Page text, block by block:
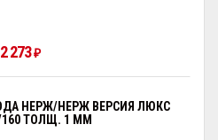
2 273₽
НЕРЖ/НЕРЖ ВЕРСИЯ ЛЮКС
160 ТОЛЩ. 1 ММ